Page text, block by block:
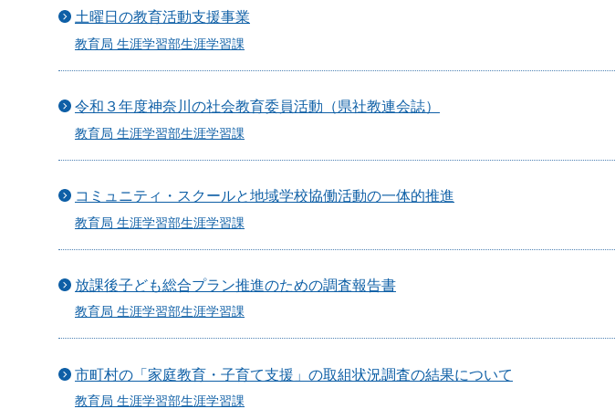
土曜日の教育活動支援事業
教育局 生涯学習部生涯学習課
令和３年度神奈川の社会教育委員活動（県社教連会誌）
教育局 生涯学習部生涯学習課
コミュニティ・スクールと地域学校協働活動の一体的推進
教育局 生涯学習部生涯学習課
放課後子ども総合プラン推進のための調査報告書
教育局 生涯学習部生涯学習課
市町村の「家庭教育・子育て支援」の取組状況調査の結果について
教育局 生涯学習部生涯学習課